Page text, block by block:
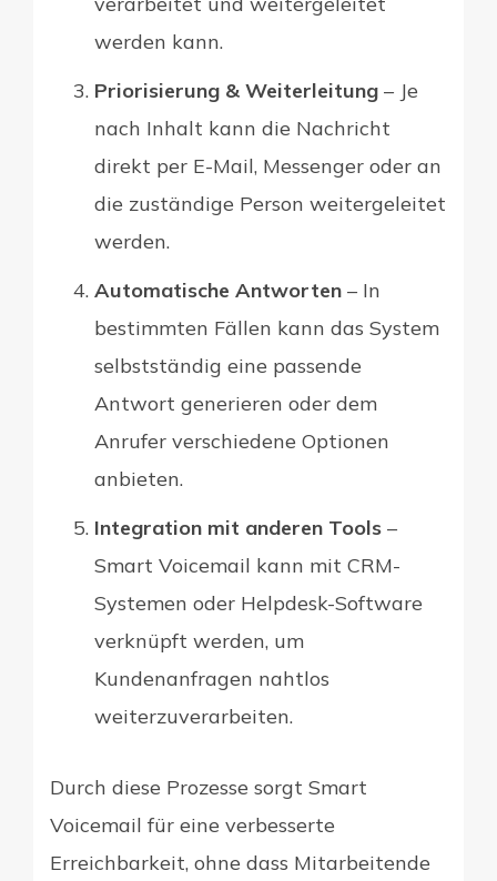
werden kann.
Priorisierung & Weiterleitung – Je
nach Inhalt kann die Nachricht
direkt per E-Mail, Messenger oder an
die zuständige Person weitergeleitet
werden.
Automatische Antworten – In
bestimmten Fällen kann das System
selbstständig eine passende
Antwort generieren oder dem
Anrufer verschiedene Optionen
anbieten.
Integration mit anderen Tools –
Smart Voicemail kann mit CRM-
Systemen oder Helpdesk-Software
verknüpft werden, um
Kundenanfragen nahtlos
weiterzuverarbeiten.
Durch diese Prozesse sorgt Smart
Voicemail für eine verbesserte
Erreichbarkeit, ohne dass Mitarbeitende